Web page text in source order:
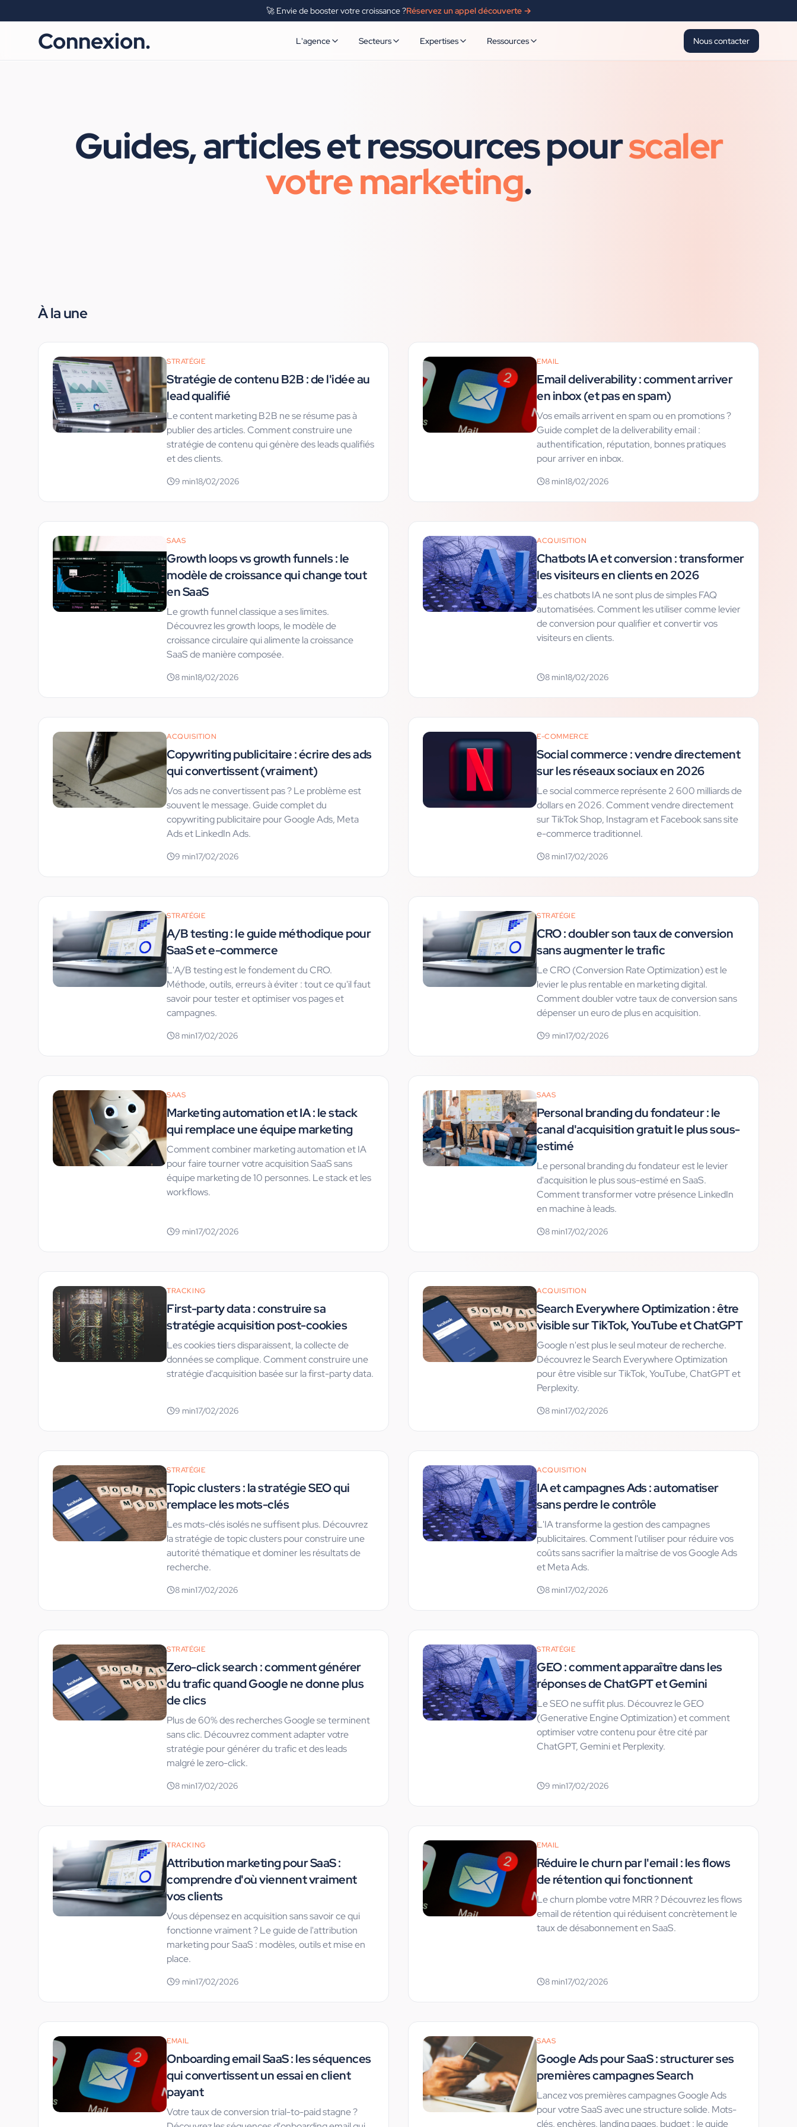
🚀 Envie de booster votre croissance ?Réservez un appel découverte →
Connexion. L'agence Secteurs Expertises Ressources Nous contacter
Guides, articles et ressources pourscaler
votre marketing.
À la une
STRATÉGIE
Stratégie de contenu B2B : de l'idée au
lead qualifié
Le content marketing B2B ne se résume pas à
publier des articles. Comment construire une
stratégie de contenu qui génère des leads qualifiés
et des clients.
9 min18/02/2026
EMAIL
Email deliverability : comment arriver
en inbox (et pas en spam)
Vos emails arrivent en spam ou en promotions ?
Guide complet de la deliverability email :
authentification, réputation, bonnes pratiques
pour arriver en inbox.
8 min18/02/2026
SAAS
Growth loops vs growth funnels : le
modèle de croissance qui change tout
en SaaS
Le growth funnel classique a ses limites.
Découvrez les growth loops, le modèle de
croissance circulaire qui alimente la croissance
SaaS de manière composée.
8 min18/02/2026
ACQUISITION
Chatbots IA et conversion : transformer
les visiteurs en clients en 2026
Les chatbots IA ne sont plus de simples FAQ
automatisées. Comment les utiliser comme levier
de conversion pour qualifier et convertir vos
visiteurs en clients.
8 min18/02/2026
ACQUISITION
Copywriting publicitaire : écrire des ads
qui convertissent (vraiment)
Vos ads ne convertissent pas ? Le problème est
souvent le message. Guide complet du
copywriting publicitaire pour Google Ads, Meta
Ads et LinkedIn Ads.
9 min17/02/2026
E-COMMERCE
Social commerce : vendre directement
sur les réseaux sociaux en 2026
Le social commerce représente 2 600 milliards de
dollars en 2026. Comment vendre directement
sur TikTok Shop, Instagram et Facebook sans site
e-commerce traditionnel.
8 min17/02/2026
STRATÉGIE
A/B testing : le guide méthodique pour
SaaS et e-commerce
L'A/B testing est le fondement du CRO.
Méthode, outils, erreurs à éviter : tout ce qu'il faut
savoir pour tester et optimiser vos pages et
campagnes.
8 min17/02/2026
STRATÉGIE
CRO : doubler son taux de conversion
sans augmenter le trafic
Le CRO (Conversion Rate Optimization) est le
levier le plus rentable en marketing digital.
Comment doubler votre taux de conversion sans
dépenser un euro de plus en acquisition.
9 min17/02/2026
SAAS
Marketing automation et IA : le stack
qui remplace une équipe marketing
Comment combiner marketing automation et IA
pour faire tourner votre acquisition SaaS sans
équipe marketing de 10 personnes. Le stack et les
workflows.
9 min17/02/2026
SAAS
Personal branding du fondateur : le
canal d'acquisition gratuit le plus sous-
estimé
Le personal branding du fondateur est le levier
d'acquisition le plus sous-estimé en SaaS.
Comment transformer votre présence LinkedIn
en machine à leads.
8 min17/02/2026
TRACKING
First-party data : construire sa
stratégie acquisition post-cookies
Les cookies tiers disparaissent, la collecte de
données se complique. Comment construire une
stratégie d'acquisition basée sur la first-party data.
9 min17/02/2026
ACQUISITION
Search Everywhere Optimization : être
visible sur TikTok, YouTube et ChatGPT
Google n'est plus le seul moteur de recherche.
Découvrez le Search Everywhere Optimization
pour être visible sur TikTok, YouTube, ChatGPT et
Perplexity.
8 min17/02/2026
STRATÉGIE
Topic clusters : la stratégie SEO qui
remplace les mots-clés
Les mots-clés isolés ne suffisent plus. Découvrez
la stratégie de topic clusters pour construire une
autorité thématique et dominer les résultats de
recherche.
8 min17/02/2026
ACQUISITION
IA et campagnes Ads : automatiser
sans perdre le contrôle
L'IA transforme la gestion des campagnes
publicitaires. Comment l'utiliser pour réduire vos
coûts sans sacrifier la maîtrise de vos Google Ads
et Meta Ads.
8 min17/02/2026
STRATÉGIE
Zero-click search : comment générer
du trafic quand Google ne donne plus
de clics
Plus de 60% des recherches Google se terminent
sans clic. Découvrez comment adapter votre
stratégie pour générer du trafic et des leads
malgré le zero-click.
8 min17/02/2026
STRATÉGIE
GEO : comment apparaître dans les
réponses de ChatGPT et Gemini
Le SEO ne suffit plus. Découvrez le GEO
(Generative Engine Optimization) et comment
optimiser votre contenu pour être cité par
ChatGPT, Gemini et Perplexity.
9 min17/02/2026
TRACKING
Attribution marketing pour SaaS :
comprendre d'où viennent vraiment
vos clients
Vous dépensez en acquisition sans savoir ce qui
fonctionne vraiment ? Le guide de l'attribution
marketing pour SaaS : modèles, outils et mise en
place.
9 min17/02/2026
EMAIL
Réduire le churn par l'email : les flows
de rétention qui fonctionnent
Le churn plombe votre MRR ? Découvrez les flows
email de rétention qui réduisent concrètement le
taux de désabonnement en SaaS.
8 min17/02/2026
EMAIL
Onboarding email SaaS : les séquences
qui convertissent un essai en client
payant
Votre taux de conversion trial-to-paid stagne ?
SAAS
Google Ads pour SaaS : structurer ses
premières campagnes Search
Lancez vos premières campagnes Google Ads
pour votre SaaS avec une structure solide. Mots-
clés, enchères, landing pages, budget : le guide